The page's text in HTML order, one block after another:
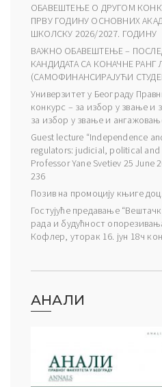
ОБАВЕШТЕЊЕ О ДРУГОМ
ПРВУ ГОДИНУ ОСНОВНИХ
ШКОЛСКУ 2026/2027. ГОДИНУ
ВАЖНО ОБАВЕШТЕЊЕ –
КАНДИДАТА СА КОНАЧНЕ РАНГ
(САМОФИНАНСИРАЈУЋИ
Универзитет у Београду
конкурс – за избор у звање и
за избор у звање и
Guest lecture “Independence
regulators: judicial, political and
Professor Yane Svetiev 25 June
236
Позив на промоцију књиге
Гостујуће предавање
рада и будућност
Кофлер, уторак 16. јун 18ч
АНАЛИ